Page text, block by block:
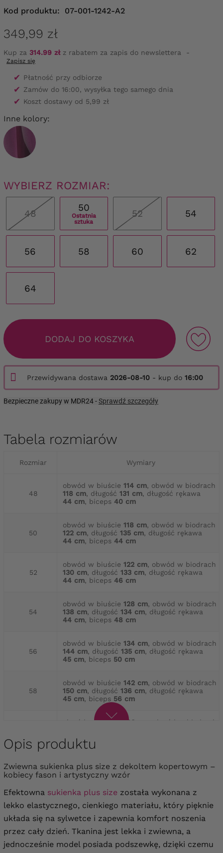
Kod produktu: 07-001-1242-A2
349,99 zł
Kup za 314.99 złz rabatem za zapis do newslettera -
Zapisz się
✔ Płatność przy odbiorze
✔ Zamów do 16:00, wysyłka tego samego dnia
✔ Koszt dostawy od 5,99 zł
Inne kolory:
WYBIERZ ROZMIAR:
48
50
Ostatnia
sztuka
52 54
56 58 60 62
64
DODAJ DO KOSZYKA
Przewidywana dostawa 2026-08-10 - kup do 16:00
Bezpieczne zakupy w MDR24 -Sprawdź szczegóły
Tabela rozmiarów
Rozmiar Wymiary
48
obwód w biuście 114 cm, obwód w biodrach
118 cm, długość 131 cm, długość rękawa
44 cm, biceps 40 cm
50
obwód w biuście 118 cm, obwód w biodrach
122 cm, długość 135 cm, długość rękawa
44 cm, biceps 44 cm
52
obwód w biuście 122 cm, obwód w biodrach
130 cm, długość 133 cm, długość rękawa
44 cm, biceps 46 cm
54
obwód w biuście 128 cm, obwód w biodrach
138 cm, długość 134 cm, długość rękawa
44 cm, biceps 48 cm
56
obwód w biuście 134 cm, obwód w biodrach
144 cm, długość 135 cm, długość rękawa
45 cm, biceps 50 cm
58
obwód w biuście 142 cm, obwód w biodrach
150 cm, długość 136 cm, długość rękawa
45 cm, biceps 56 cm
obwód w biuście 148 cm
, obwód w biodrach
45 cm , biceps
62
obwód w biuście 154 cm
, obwód w biodrach
166 cm, długość 140 cm, długość rękawa
46 cm, biceps 62 cm
64
obwód w biuście 158 cm
, obwód w biodrach
172 cm, długość 140 cm , długość rękawa
46 cm, biceps 64 cm
Opis produktu
Zwiewna sukienka plus size z dekoltem kopertowym –
kobiecy fason i artystyczny wzór
Efektowna sukienka plus size została wykonana z
lekko elastycznego, cienkiego materiału, który pięknie
układa się na sylwetce i zapewnia komfort noszenia
przez cały dzień. Tkanina jest lekka i zwiewna, a
jednocześnie model posiada podszewkę, dzięki czemu